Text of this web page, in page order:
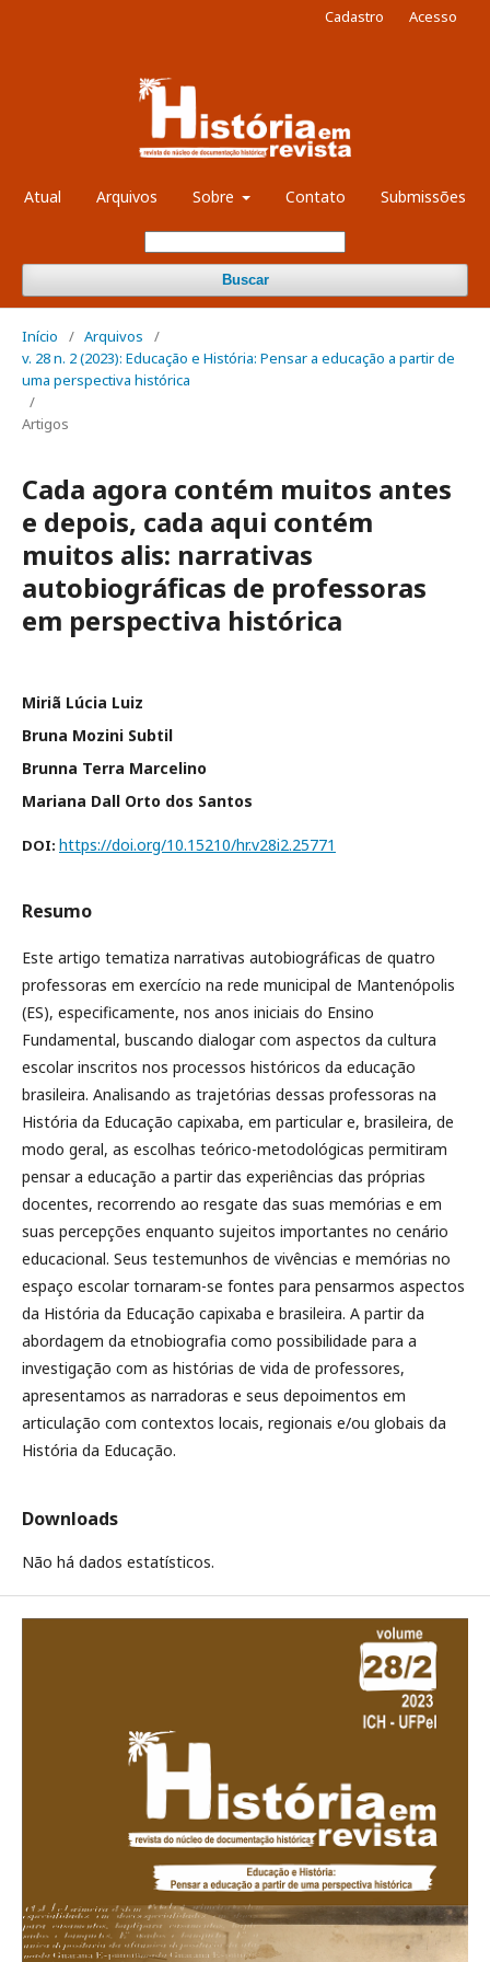
Atual Arquivos Sobre Contato Submissões
Buscar
Cadastro Acesso
Início / Arquivos
/
v. 28 n. 2 (2023): Educação e História: Pensar a educação a partir de
uma perspectiva histórica
/
Artigos
Cada agora contém muitos antes
e depois, cada aqui contém
muitos alis: narrativas
autobiográficas de professoras
em perspectiva histórica
Miriã Lúcia Luiz
Bruna Mozini Subtil
Brunna Terra Marcelino
Mariana Dall Orto dos Santos
DOI: https://doi.org/10.15210/hr.v28i2.25771
Resumo
Este artigo tematiza narrativas autobiográficas de quatro
professoras em exercício na rede municipal de Mantenópolis
(ES), especificamente, nos anos iniciais do Ensino
Fundamental, buscando dialogar com aspectos da cultura
escolar inscritos nos processos históricos da educação
brasileira. Analisando as trajetórias dessas professoras na
História da Educação capixaba, em particular e, brasileira, de
modo geral, as escolhas teórico-metodológicas permitiram
pensar a educação a partir das experiências das próprias
docentes, recorrendo ao resgate das suas memórias e em
suas percepções enquanto sujeitos importantes no cenário
educacional. Seus testemunhos de vivências e memórias no
espaço escolar tornaram-se fontes para pensarmos aspectos
da História da Educação capixaba e brasileira. A partir da
abordagem da etnobiografia como possibilidade para a
investigação com as histórias de vida de professores,
apresentamos as narradoras e seus depoimentos em
articulação com contextos locais, regionais e/ou globais da
História da Educação.
Downloads
Não há dados estatísticos.